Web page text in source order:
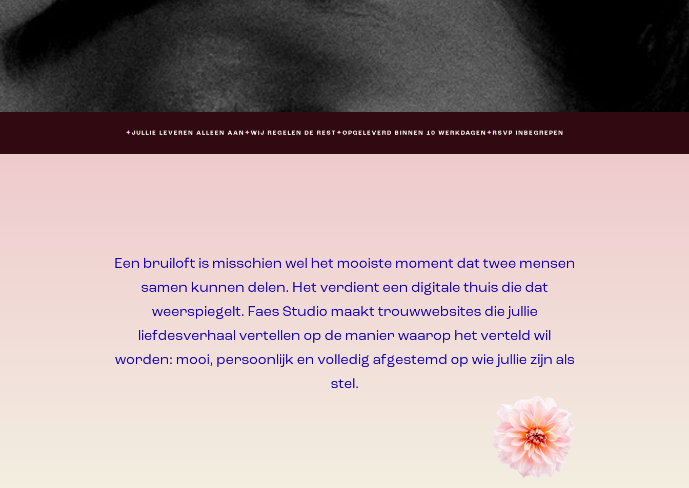
✦JULLIE LEVEREN ALLEEN AAN ✦WIJ REGELEN DE REST ✦OPGELEVERD BINNEN 10 WERKDAGEN ✦RSVP INBEGREPEN
Een bruiloft is misschien wel het mooiste moment dat twee mensen
samen kunnen delen. Het verdient een digitale thuis die dat
weerspiegelt. Faes Studio maakt trouwwebsites die jullie
liefdesverhaal vertellen op de manier waarop het verteld wil
worden: mooi, persoonlijk en volledig afgestemd op wie jullie zijn als
stel.